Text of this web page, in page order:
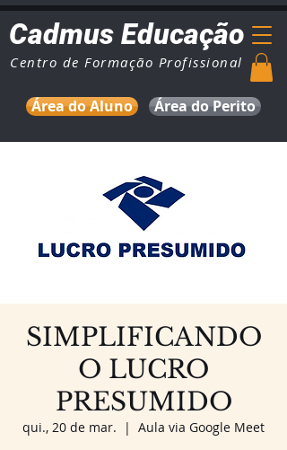
Centro de Formação Profissional
Cadmus Educação
Área do Aluno Área do Perito
SIMPLIFICANDO
O LUCRO
PRESUMIDO
qui., 20 de mar.
  |
Aula via Google Meet